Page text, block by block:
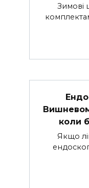
Зимові
коли
Якщо